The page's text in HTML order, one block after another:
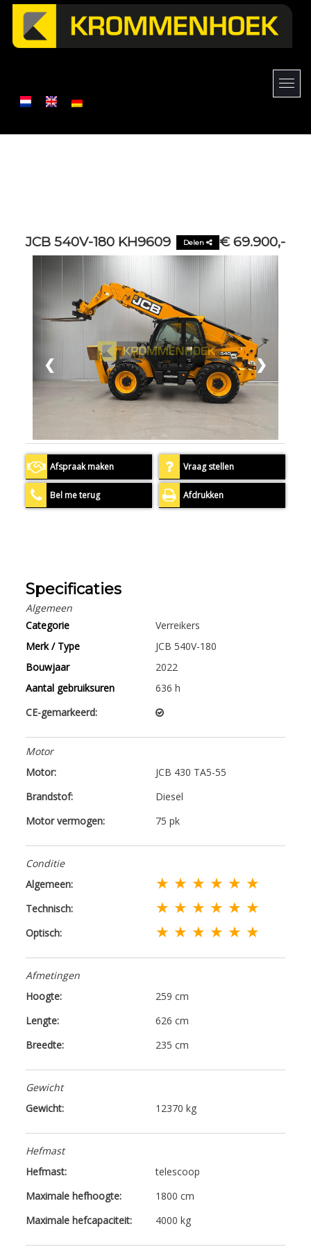
JCB 540V-180 KH9609 € 69.900,-
Delen
❮ ❯
Afspraak maken Vraag stellen
Bel me terug Afdrukken
Specificaties
Algemeen
Categorie
Verreikers
Merk / Type
JCB 540V-180
Bouwjaar
2022
Aantal gebruiksuren
636 h
CE-gemarkeerd:
Motor
Motor:
JCB 430 TA5-55
Brandstof:
Diesel
Motor vermogen:
75 pk
Conditie
Algemeen:
★ ★ ★ ★ ★ ★
Technisch: ★ ★ ★ ★ ★ ★
Optisch: ★ ★ ★ ★ ★ ★
Afmetingen
Hoogte:
259 cm
Lengte:
626 cm
Breedte:
235 cm
Gewicht
Gewicht:
12370 kg
Hefmast
Hefmast:
telescoop
Maximale hefhoogte:
1800 cm
Maximale hefcapaciteit:
4000 kg